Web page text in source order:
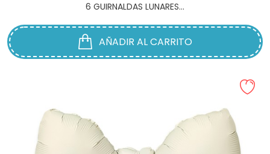
6 GUIRNALDAS LUNARES...
AÑADIR AL CARRITO